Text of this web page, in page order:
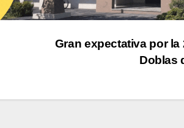
Gran expectativa por la
Doblas